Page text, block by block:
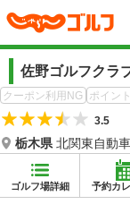
佐野ゴルフクラ
クーポン利用NG
ポイン
3.5
栃木県 北関東自動
ゴルフ場詳細 予約カ